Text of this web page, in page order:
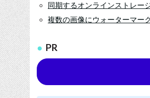
同期するオンラインストレー
複数の画像にウォーターマー
PR